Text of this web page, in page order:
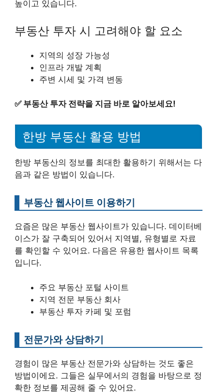
높이고 있습니다.
부동산 투자 시 고려해야 할 요소
지역의 성장 가능성
인프라 개발 계획
주변 시세 및 가격 변동
✅ 부동산 투자 전략을 지금 바로 알아보세요!
한방 부동산 활용 방법
한방 부동산의 정보를 최대한 활용하기 위해서는 다
음과 같은 방법이 있습니다.
부동산 웹사이트 이용하기
요즘은 많은 부동산 웹사이트가 있습니다. 데이터베
이스가 잘 구축되어 있어서 지역별, 유형별로 자료
를 확인할 수 있어요. 다음은 유용한 웹사이트 목록
입니다.
주요 부동산 포털 사이트
지역 전문 부동산 회사
부동산 투자 카페 및 포럼
전문가와 상담하기
경험이 많은 부동산 전문가와 상담하는 것도 좋은
방법이에요. 그들은 실무에서의 경험을 바탕으로 정
확한 정보를 제공해 줄 수 있어요.